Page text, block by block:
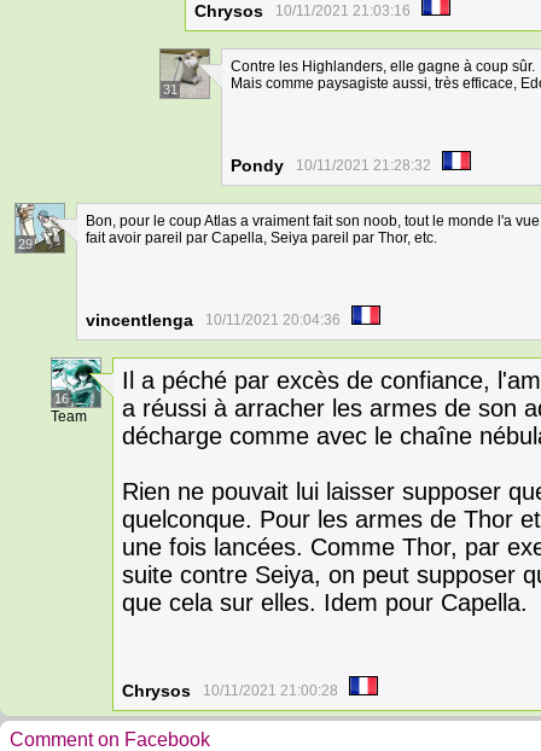
Chrysos 10/11/2021 21:03:16
31
Contre les Highlanders, elle gagne à coup sûr.
Mais comme paysagiste aussi, très efficace,
Pondy 10/11/2021 21:28:32
29
Bon, pour le coup Atlas a vraiment fait son noob, tout le monde l'a
fait avoir pareil par Capella, Seiya pareil par Thor, etc.
vincentlenga 10/11/2021 20:04:36
16
Team
Il a péché par excès de confiance,
a réussi à arracher les armes de son
décharge comme avec le chaîne
Rien ne pouvait lui laisser supposer
quelconque. Pour les armes de Thor
une fois lancées. Comme Thor, par
suite contre Seiya, on peut supposer
que cela sur elles. Idem pour Capella.
Chrysos 10/11/2021 21:00:28
Comment on Facebook